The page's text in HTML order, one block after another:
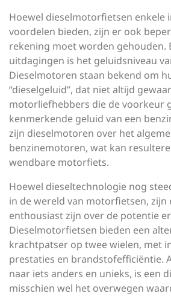
Hoewel dieselmotorfietsen enkele
voordelen bieden, zijn er ook
rekening moet worden gehouden.
uitdagingen is het geluidsniveau
Dieselmotoren staan bekend om
“dieselgeluid”, dat niet altijd
motorliefhebbers die de voorkeur
kenmerkende geluid van een
zijn dieselmotoren over het
benzinemotoren, wat kan
wendbare motorfiets.
Hoewel dieseltechnologie nog
in de wereld van motorfietsen, zijn
enthousiast zijn over de potentie
Dieselmotorfietsen bieden een
krachtpatser op twee wielen, met
prestaties en brandstofefficiëntie.
naar iets anders en unieks, is een
misschien wel het overwegen